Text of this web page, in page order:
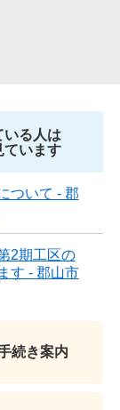
いる人は
ています
ついて - 郡
2期工区の
す - 郡山市
続き案内